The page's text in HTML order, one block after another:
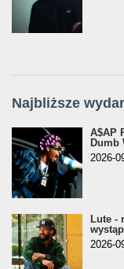
Najbliższe
A$AP
Dumb
2026-
Lute -
2026-